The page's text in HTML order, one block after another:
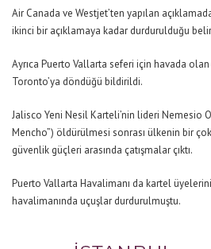
Air Canada ve Westjet’ten yapılan
ikinci bir açıklamaya kadar durdurulduğu
Ayrıca Puerto Vallarta seferi için havada olan
Toronto’ya döndüğü bildirildi.
Jalisco Yeni Nesil Karteli’nin lideri Nemesio
Mencho”) öldürülmesi sonrası ülkenin bir
güvenlik güçleri arasında çatışmalar çıktı.
Puerto Vallarta Havalimanı da kartel
havalimanında uçuşlar durdurulmuştu.